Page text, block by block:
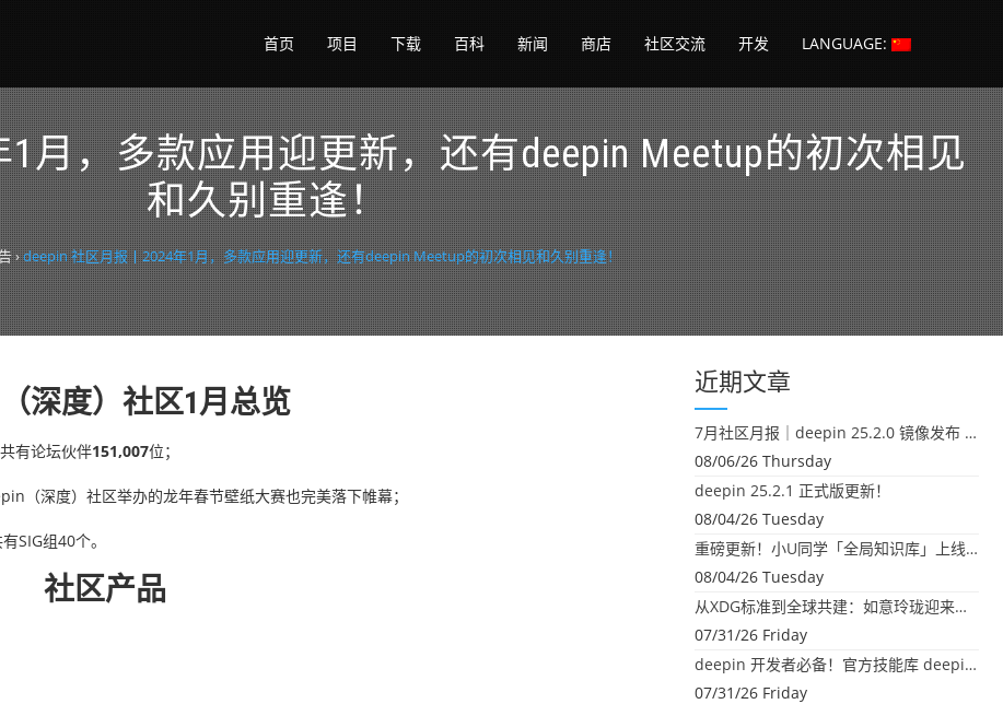
首页 项目 下载 百科 新闻 商店 社区交流 开发 LANGUAGE:
1月，多款应用迎更新，还有deepin Meetup的初次相见
和久别重逢！
›deepin 社区月报丨2024年1月，多款应用迎更新，还有deepin Meetup的初次相见和久别重逢！
深度）社区1月总览
有论坛伙伴151,007位；
深度）社区举办的龙年春节壁纸大赛也完美落下帷幕；
SIG组40个。
社区产品
近期文章
7月社区月报｜deepin 25.2.0 镜像发布 & 小U同学定时任务上线
08/06/26 Thursday
deepin 25.2.1 正式版更新！
08/04/26 Tuesday
重磅更新！小U同学「全局知识库」上线：你的本地文件，终于"活"起来了
08/04/26 Tuesday
从XDG标准到全球共建：如意玲珑迎来首个海外开源贡献
07/31/26 Friday
deepin 开发者必备！官方技能库 deepin-skills 正式开源
07/31/26 Friday